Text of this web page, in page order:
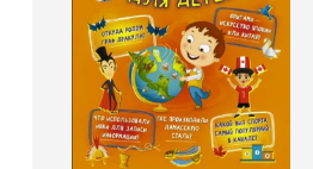
В корзину